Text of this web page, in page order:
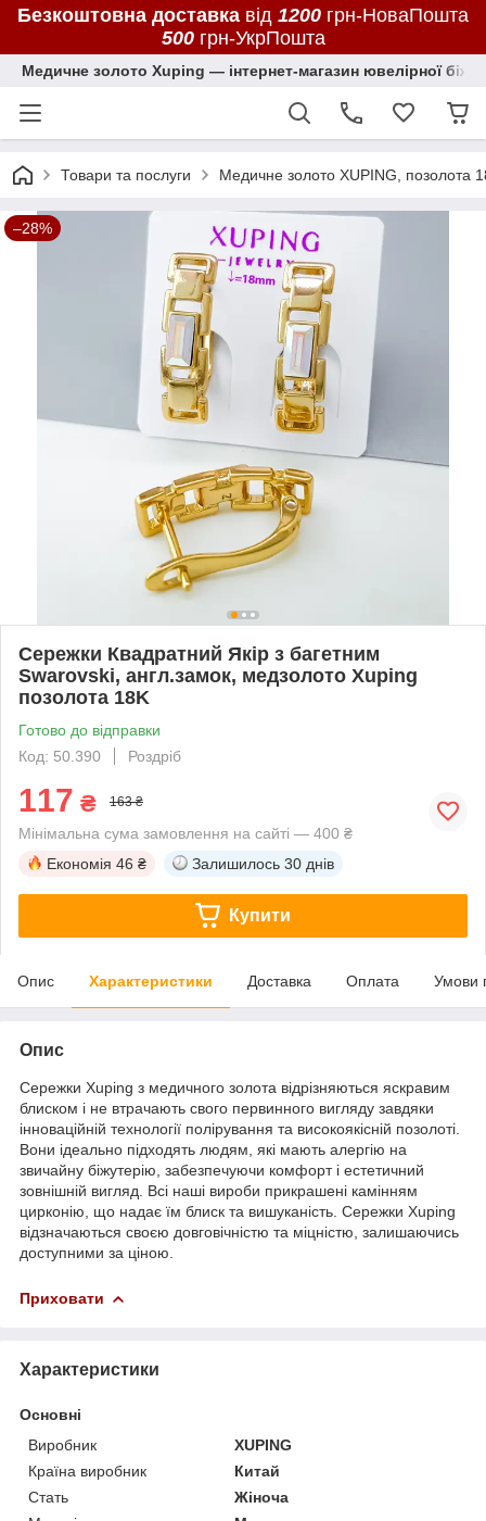
Безкоштовна доставка від 1200 грн-НоваПошта
500грн-УкрПошта
Медичне золото Xuping — інтернет-магазин ювелірної
Товари та послуги Медичне золото XUPING, позолота
–28%
Сережки Квадратний Якір з багетним
Swarovski, англ.замок, медзолото Xuping
позолота 18K
Готово до відправки
Код: 50.390
Роздріб
117 ₴ 163 ₴
Мінімальна сума замовлення на сайті — 400 ₴
Економія 46 ₴ Залишилось 30 днів
Купити
Опис Характеристики Доставка Оплата Умови
Опис
Сережки Xuping з медичного золота відрізняються яскравим
блиском і не втрачають свого первинного вигляду завдяки
інноваційній технології полірування та високоякісній позолоті.
Вони ідеально підходять людям, які мають алергію на
звичайну біжутерію, забезпечуючи комфорт і естетичний
зовнішній вигляд. Всі наші вироби прикрашені камінням
цирконію, що надає їм блиск та вишуканість. Сережки Xuping
відзначаються своєю довговічністю та міцністю, залишаючись
доступними за ціною.
Приховати
Характеристики
Основні
Виробник
XUPING
Країна виробник
Китай
Стать
Жіноча